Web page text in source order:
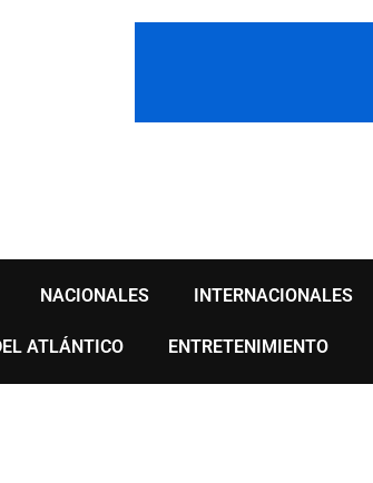
NACIONALES INTERNACIONALES
ATLÁNTICO ENTRETENIMIENTO